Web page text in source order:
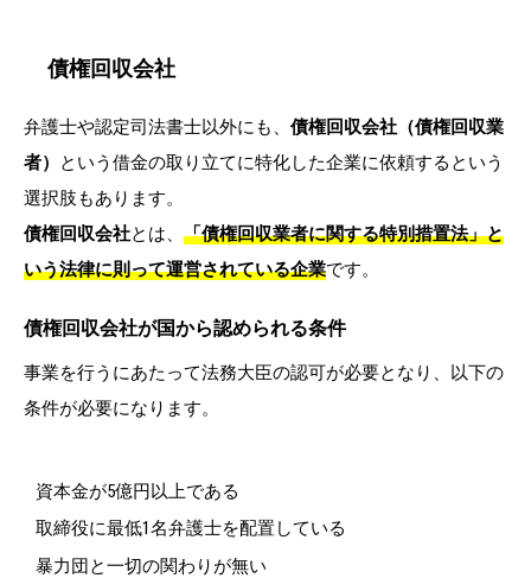
債権回収会社
弁護士や認定司法書士以外にも、 債権回収会社（債権回収業
者）
という借金の取り立てに特化した企業に依頼するという
選択肢もあります。
債権回収会社とは、 「債権回収業者に関する特別措置法」と
いう法律に則って運営されている企業です。
債権回収会社が国から認められる条件
事業を行うにあたって法務大臣の認可が必要となり、以下の
条件が必要になります。
資本金が5億円以上である
取締役に最低1名弁護士を配置している
暴力団と一切の関わりが無い